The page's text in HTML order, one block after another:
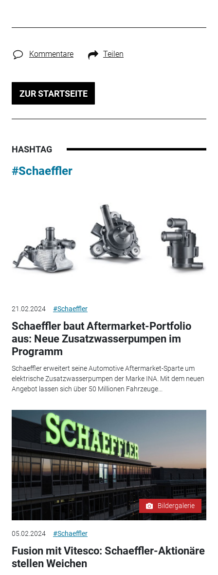
Kommentare Teilen
ZUR STARTSEITE
HASHTAG
#Schaeffler
21.02.2024 #Schaeffler
Schaeffler baut Aftermarket-Portfolio
aus: Neue Zusatzwasserpumpen im
Programm
Schaeffler erweitert seine Automotive Aftermarket-Sparte um
elektrische Zusatzwasserpumpen der Marke INA. Mit dem neuen
Angebot lassen sich über 50 Millionen Fahrzeuge...
Bildergalerie
05.02.2024 #Schaeffler
Fusion mit Vitesco: Schaeffler-Aktionäre
stellen Weichen